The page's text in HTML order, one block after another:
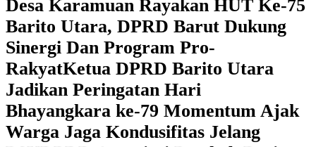
Desa Karamuan Rayakan HUT Ke-75
Barito Utara, DPRD Barut Dukung
Sinergi Dan Program Pro-
RakyatKetua DPRD Barito Utara
Jadikan Peringatan Hari
Bhayangkara ke-79 Momentum Ajak
Warga Jaga Kondusifitas Jelang